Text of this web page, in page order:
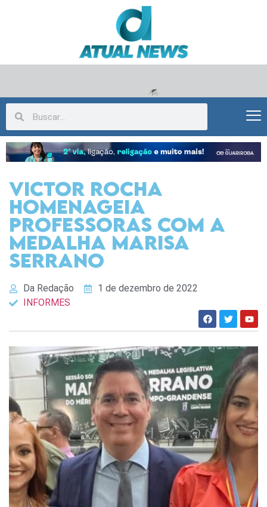
Victor Rocha
homenageia
professoras com a
Medalha Marisa
Serrano
Da Redação
1 de dezembro de 2022
INFORMES